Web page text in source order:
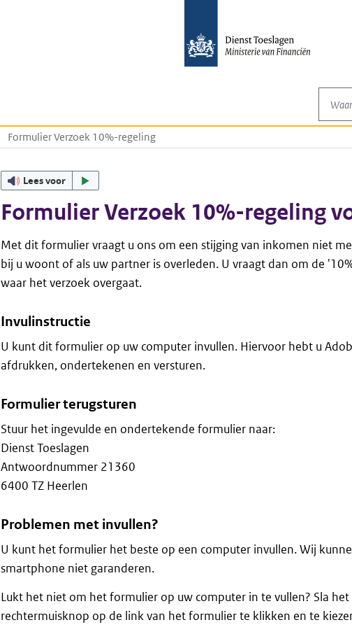
Waar
Formulier Verzoek 10%-regeling
Lees voor
Formulier Verzoek 10%-regeling
Met dit formulier vraagt u ons om een stijging van inkomen niet
bij u woont of als uw partner is overleden. U vraagt dan om de
waar het verzoek overgaat.
Invulinstructie
U kunt dit formulier op uw computer invullen. Hiervoor hebt u
afdrukken, ondertekenen en versturen.
Formulier terugsturen
Stuur het ingevulde en ondertekende formulier naar:
Dienst Toeslagen
Antwoordnummer 21360
6400 TZ Heerlen
Problemen met invullen?
U kunt het formulier het beste op een computer invullen. Wij
smartphone niet garanderen.
Lukt het niet om het formulier op uw computer in te vullen? Sla
rechtermuisknop op de link van het formulier te klikken en te